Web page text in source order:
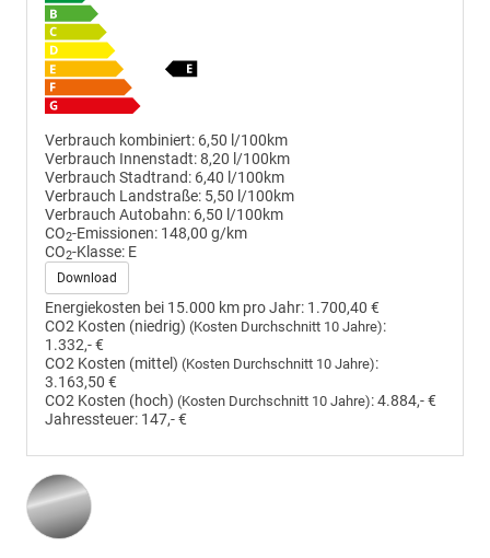
Verbrauch kombiniert: 6,50 l/100km
Verbrauch Innenstadt:8,20 l/100km
Verbrauch Stadtrand: 6,40 l/100km
Verbrauch Landstraße: 5,50 l/100km
Verbrauch Autobahn: 6,50 l/100km
CO2-Emissionen: 148,00 g/km
CO2-Klasse: E
Download
Energiekosten bei 15.000 km pro Jahr: 1.700,40 €
CO2 Kosten (niedrig) (Kosten Durchschnitt 10 Jahre):
1.332,- €
CO2 Kosten (mittel) (Kosten Durchschnitt 10 Jahre):
3.163,50 €
CO2 Kosten (hoch) (Kosten Durchschnitt 10 Jahre):4.884,- €
Jahressteuer: 147,- €